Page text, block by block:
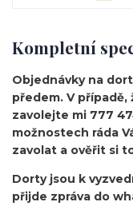
Kompletní
Objednávky na
předem. V
zavolejte mi 777
možnostech ráda
zavolat a ověřit si
Dorty jsou k
přijde zpráva do